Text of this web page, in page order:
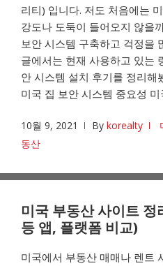
리티) 입니다. 저도 처음에는
강도나 도둑이 들어오지 않을
보안 시스템 구축하고 걱정을
글에서는 현재 사용하고 있는
안 시스템 설치 후기를 정리
미국 집 보안 시스템 중요성
10월 9, 2021 By korealty
동산
미국 부동산 사이트
등 앱, 플랫폼 비교)
미국에서 부동산 매매나 렌트